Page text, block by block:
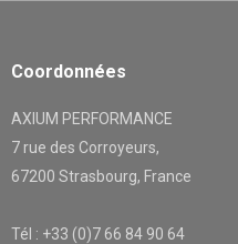
Coordonnées
AXIUM PERFORMANCE
7 rue des Corroyeurs,
67200 Strasbourg, France
Tél : +33 (0)7 66 84 90 64